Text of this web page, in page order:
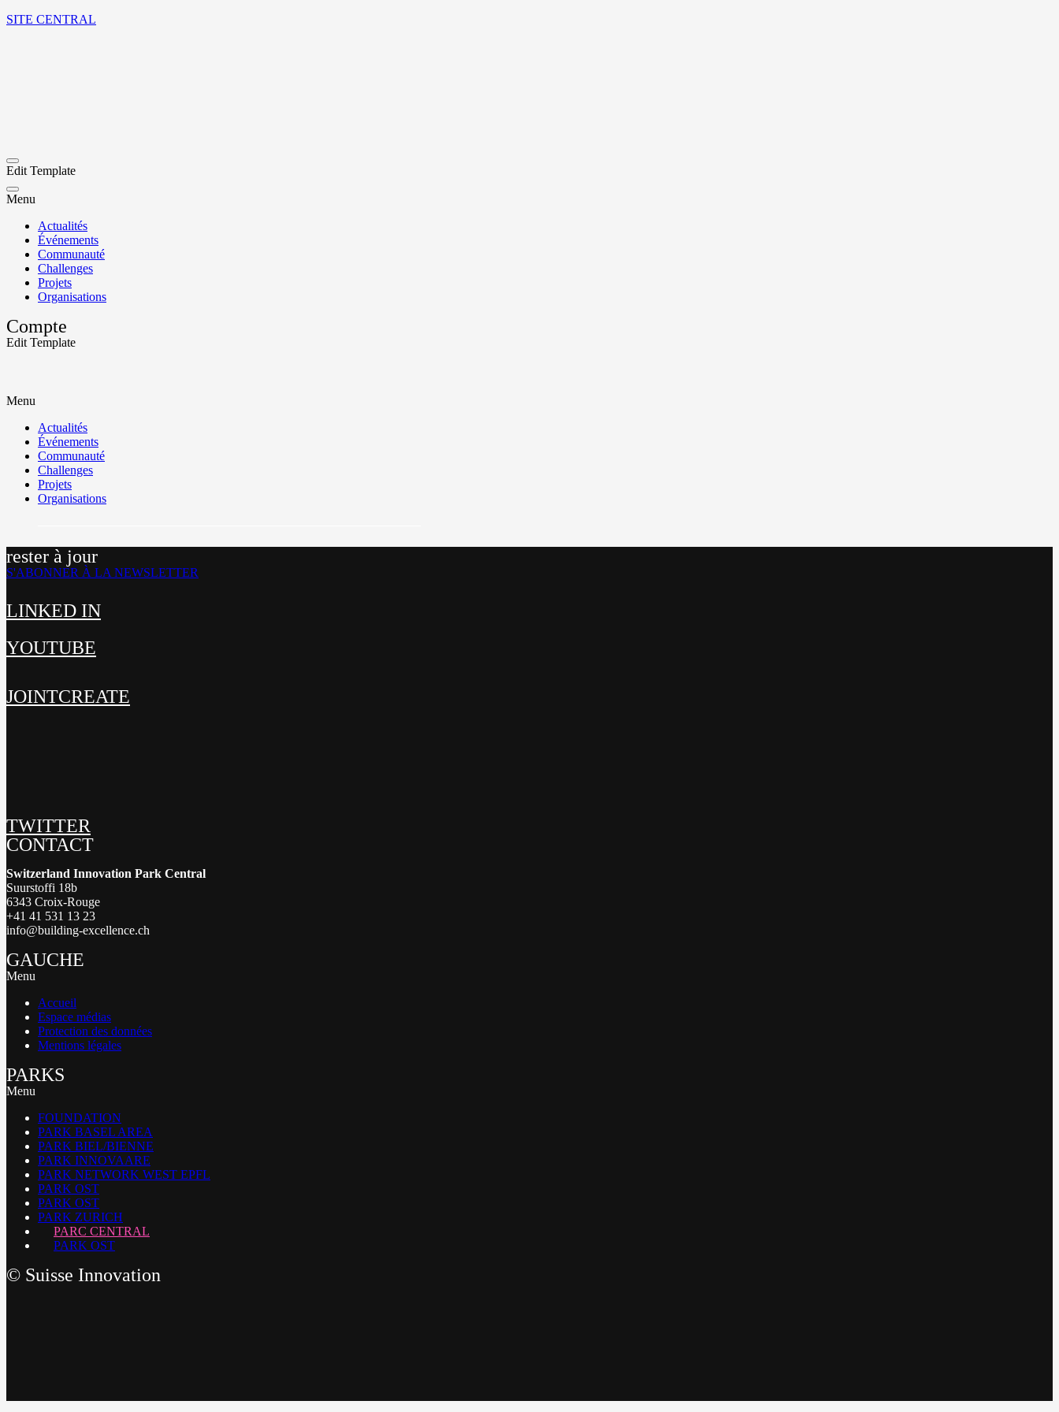
SITE CENTRAL
Menu
Actualités
Événements
Communauté
Challenges
Projets
Organisations
Edit Template
Menu
Actualités
Événements
Communauté
Challenges
Projets
Organisations
Compte
Edit Template
rester à jour
S'ABONNER À LA NEWSLETTER
LINKED IN
YOUTUBE
JOINTCREATE
TWITTER
CONTACT
Switzerland Innovation Park Central
Suurstoffi 18b
6343 Croix-Rouge
+41 41 531 13 23
info@building-excellence.ch
GAUCHE
Menu
Accueil
Espace médias
Protection des données
Mentions légales
PARKS
Menu
FOUNDATION
PARK BASEL AREA
PARK BIEL/BIENNE
PARK INNOVAARE
PARK NETWORK WEST EPFL
PARK OST
PARK OST
PARK ZURICH
PARC CENTRAL
PARK OST
© Suisse Innovation